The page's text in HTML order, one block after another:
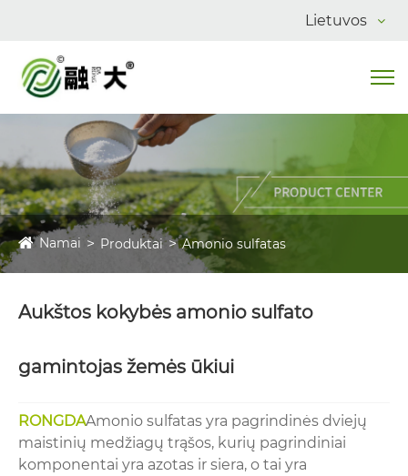
Lietuvos
Namai Produktai Amonio sulfatas
Aukštos kokybės amonio sulfato
gamintojas žemės ūkiui
RONGDAAmonio sulfatas yra pagrindinės dviejų
maistinių medžiagų trąšos, kurių pagrindiniai
komponentai yra azotas ir siera, o tai yra